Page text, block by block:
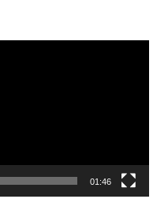
01:46